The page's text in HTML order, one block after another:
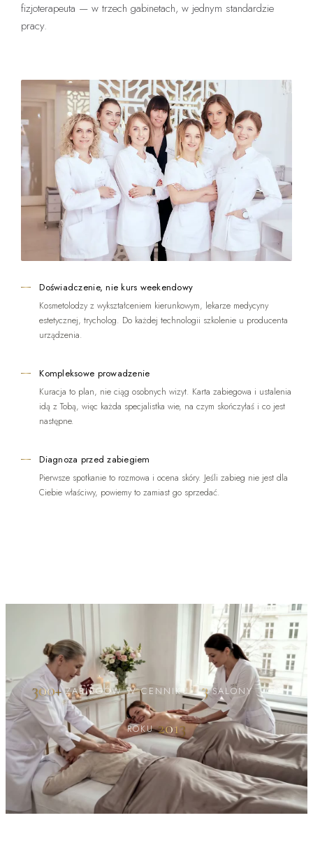
fizjoterapeuta — w trzech gabinetach, w jednym standardzie
pracy.
Doświadczenie, nie kurs weekendowy
Kosmetolodzy z wykształceniem kierunkowym, lekarze medycyny
estetycznej, trycholog. Do każdej technologii szkolenie u producenta
urządzenia.
Kompleksowe prowadzenie
Kuracja to plan, nie ciąg osobnych wizyt. Karta zabiegowa i ustalenia
idą z Tobą, więc każda specjalistka wie, na czym skończyłaś i co jest
następne.
Diagnoza przed zabiegiem
Pierwsze spotkanie to rozmowa i ocena skóry. Jeśli zabieg nie jest dla
Ciebie właściwy, powiemy to zamiast go sprzedać.
300+ ZABIEGÓW W CENNIKU·3 SALONY·OD
ROKU 2013